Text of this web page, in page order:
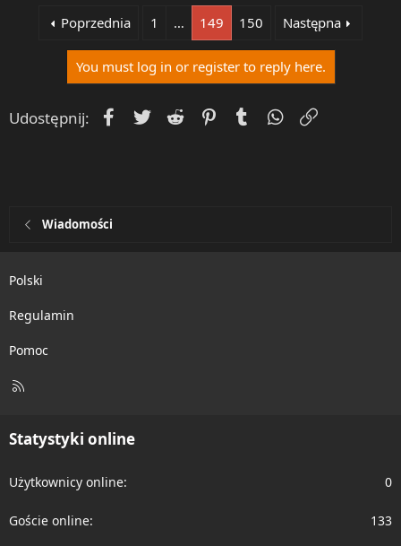
Poprzednia 1 … 149 150 Następna
You must log in or register to reply here.
Udostępnij: Facebook
Twitter Reddit PinterestTumblrWhatsApp
Wiadomości
Polski
Regulamin
Pomoc
R
Statystyki online
Użytkownicy online 0
Goście online 133